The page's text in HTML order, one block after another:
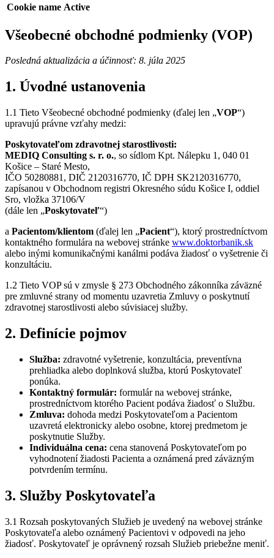
Cookie name Active
Všeobecné obchodné podmienky (VOP)
Posledná aktualizácia a účinnosť: 8. júla 2025
1. Úvodné ustanovenia
1.1 Tieto Všeobecné obchodné podmienky (ďalej len „VOP“)
upravujú právne vzťahy medzi:
Poskytovateľom zdravotnej starostlivosti:
MEDIQ Consulting s. r. o., so sídlom Kpt. Nálepku 1, 040 01
Košice – Staré Mesto,
IČO 50280881, DIČ 2120316770, IČ DPH SK2120316770,
zapísanou v Obchodnom registri Okresného súdu Košice I, oddiel
Sro, vložka 37106/V
(dále len „Poskytovateľ“)
a Pacientom/klientom (ďalej len „Pacient“), ktorý prostredníctvom
kontaktného formulára na webovej stránke www.doktorbanik.sk
alebo inými komunikačnými kanálmi podáva žiadosť o vyšetrenie či
konzultáciu.
1.2 Tieto VOP sú v zmysle § 273 Obchodného zákonníka záväzné
pre zmluvné strany od momentu uzavretia Zmluvy o poskytnutí
zdravotnej starostlivosti alebo súvisiacej služby.
2. Definície pojmov
Služba: zdravotné vyšetrenie, konzultácia, preventívna
prehliadka alebo doplnková služba, ktorú Poskytovateľ
ponúka.
Kontaktný formulár: formulár na webovej stránke,
prostredníctvom ktorého Pacient podáva žiadosť o Službu.
Zmluva: dohoda medzi Poskytovateľom a Pacientom
uzavretá elektronicky alebo osobne, ktorej predmetom je
poskytnutie Služby.
Individuálna cena: cena stanovená Poskytovateľom po
vyhodnotení žiadosti Pacienta a oznámená pred záväzným
potvrdením termínu.
3. Služby Poskytovateľa
3.1 Rozsah poskytovaných Služieb je uvedený na webovej stránke
Poskytovateľa alebo oznámený Pacientovi v odpovedi na jeho
žiadosť. Poskytovateľ je oprávnený rozsah Služieb priebežne meniť.